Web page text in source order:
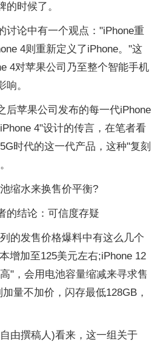
时候了。
讨论中有一个观点："iPhone重
4则重新定义了iPhone。"这
4对苹果公司乃至整个智能手机
。
后苹果公司发布的每一代iPhone
4"设计的传言，在笔者看
时代的这一代产品，这种"复刻
缩水来换售价平衡?
的结论：可信度存疑
的发售价格爆料中有这么几个
增加至125美元左右;iPhone 12
"，会用电池容量缩减来寻求售
量不加价，闪存最低128GB，
由撰稿人)看来，这一组关于